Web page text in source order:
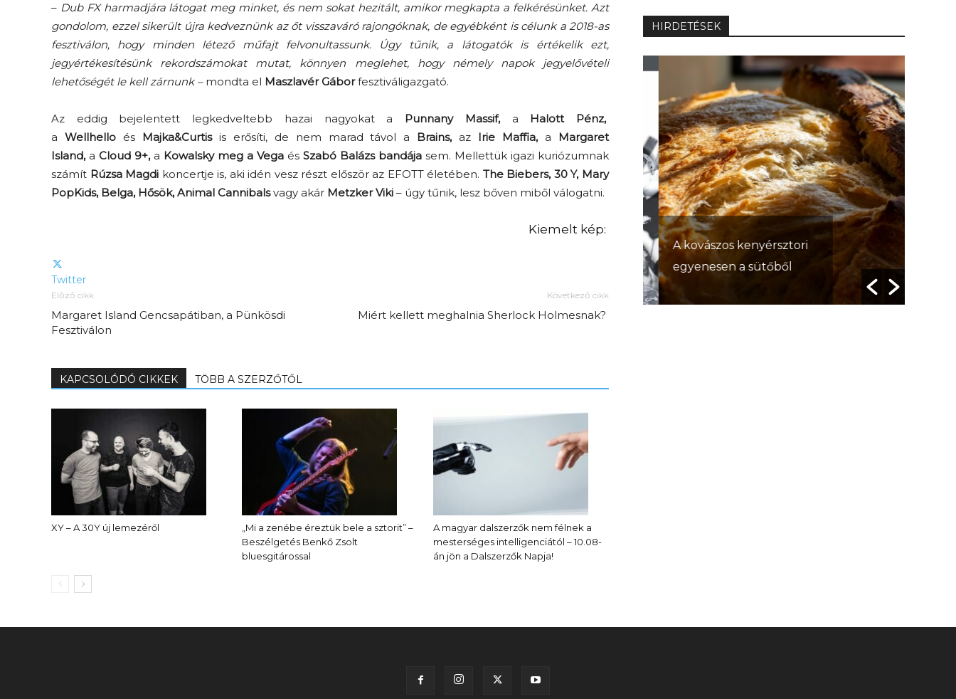
– Dub FX harmadjára látogat meg minket, és nem sokat hezitált, amikor megkapta a felkérésünket. Azt
gondolom, ezzel sikerült újra kedveznünk az őt visszaváró rajongóknak, de egyébként is célunk a 2018-as
fesztiválon, hogy minden létező műfajt felvonultassunk. Úgy tűnik, a látogatók is értékelik ezt,
jegyértékesítésünk rekordszámokat mutat, könnyen meglehet, hogy némely napok jegyelővételi
lehetőségét le kell zárnunk – mondta el Maszlavér Gáborfesztiváligazgató.
Az eddig bejelentett legkedveltebb hazai nagyokat a Punnany Massif,a Halott Pénz,
a Wellhelloés Majka&Curtisis erősíti, de nem marad távol a Brains,az Irie Maffia,a Margaret
Island,a Cloud 9+,a Kowalsky meg a Vega és Szabó Balázs bandája sem. Mellettük igazi kuriózumnak
számít Rúzsa Magdi koncertje is, aki idén vesz részt először az EFOTT életében. The Biebers, 30 Y, Mary
PopKids, Belga, Hősök, Animal Cannibalsvagy akár Metzker Viki – úgy tűnik, lesz bőven miből válogatni.
Kiemelt kép:
Twitter
Előző cikk
Margaret Island Gencsapátiban, a Pünkösdi
Fesztiválon
Következő cikk
Miért kellett meghalnia Sherlock Holmesnak?
KAPCSOLÓDÓ CIKKEK TÖBB A SZERZŐTŐL
XY – A 30Y új lemezéről
„Mi a zenébe éreztük bele a sztorit” –
Beszélgetés Benkő Zsolt
bluesgitárossal
A magyar dalszerzők nem félnek a
mesterséges intelligenciától – 10.08-
án jön a Dalszerzők Napja!
HIRDETÉSEK
A kovászos kenyérsztori
egyenesen a sütőből